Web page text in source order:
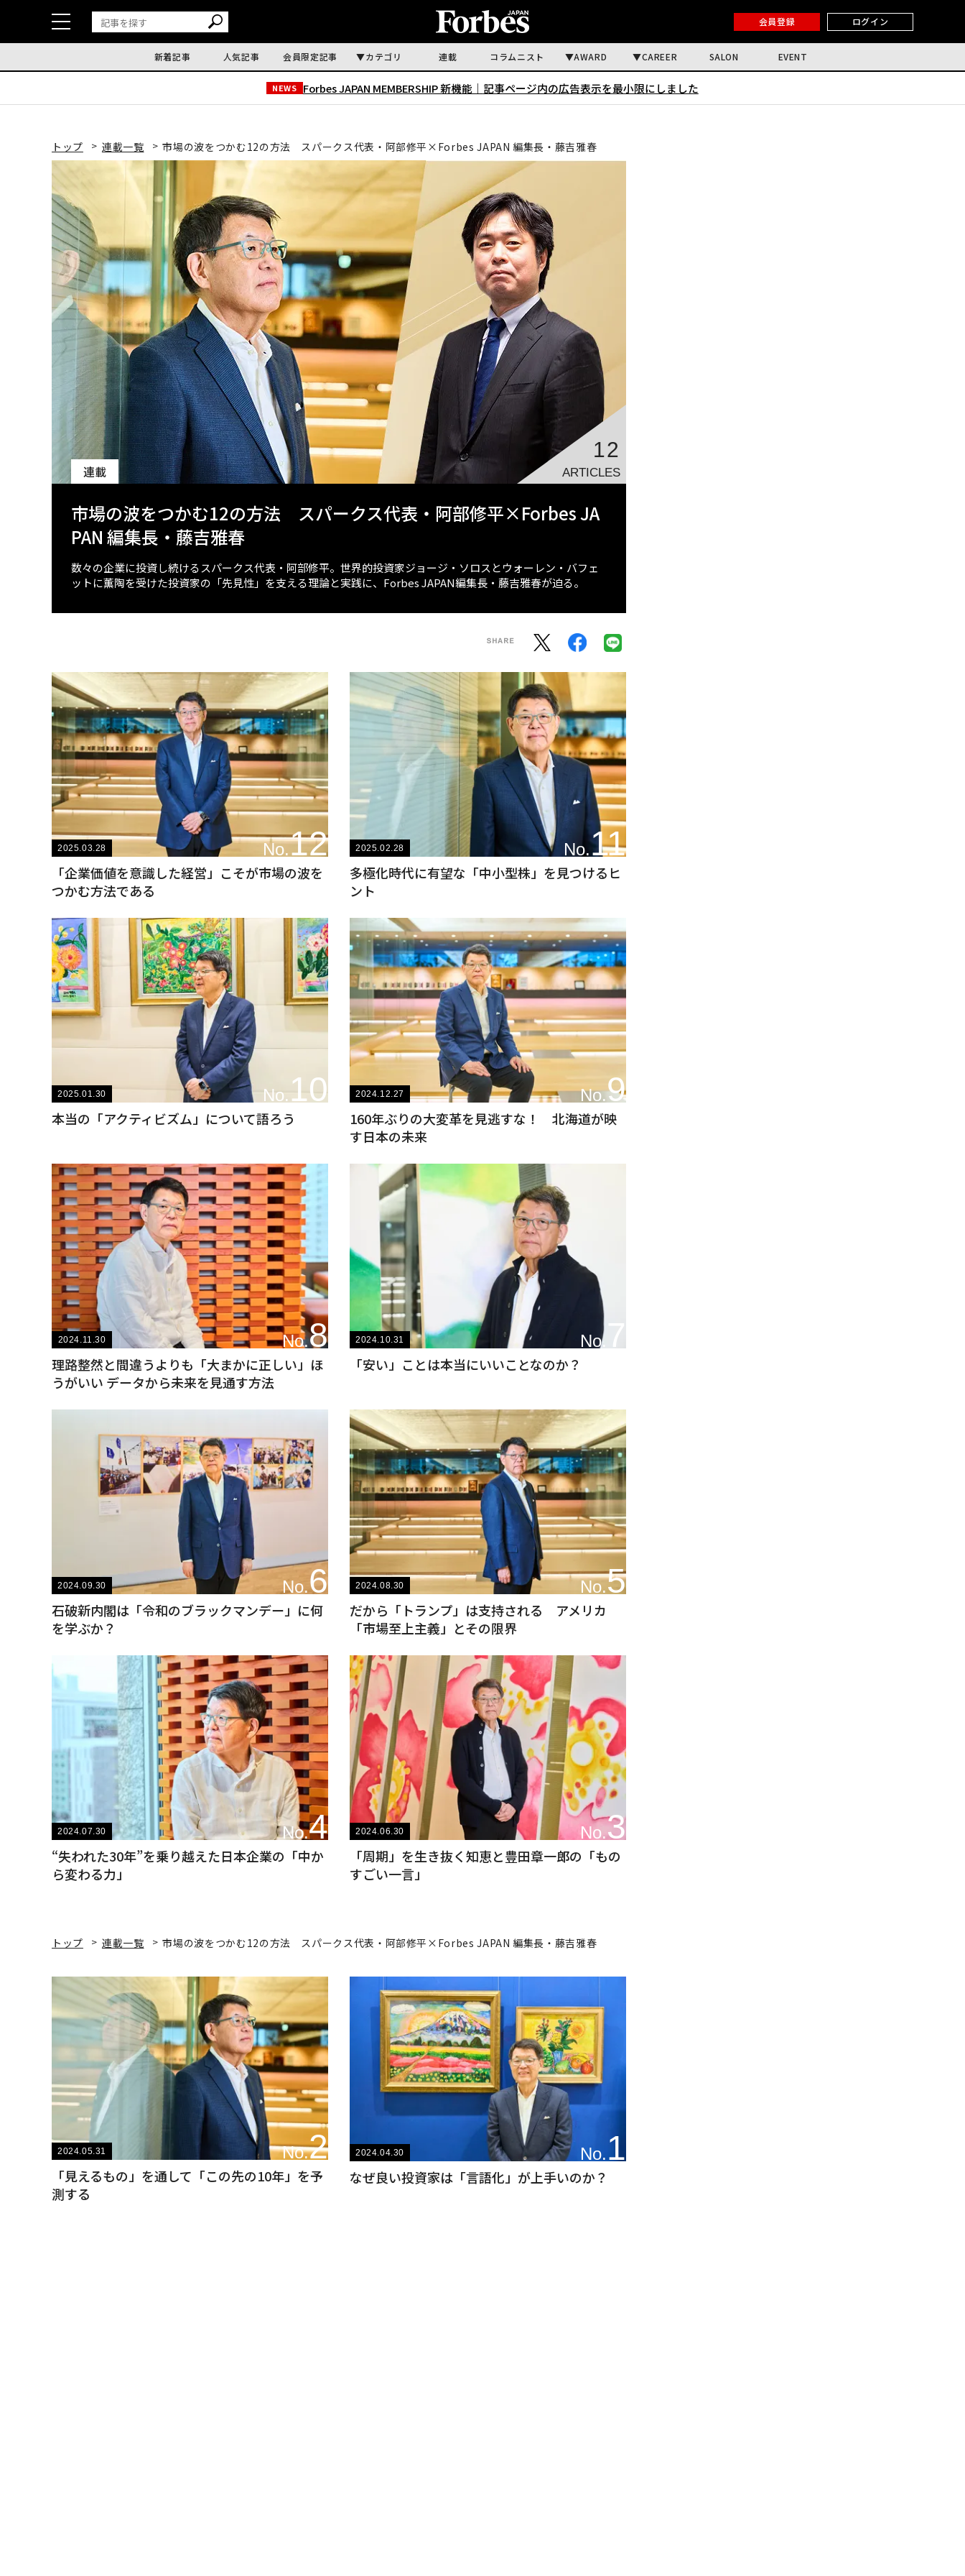
会員登録 ログイン
新着記事 人気記事 会員限定記事 カテゴリ 連載 コラムニスト AWARD CAREER SALON EVENT
NEWS Forbes JAPAN MEMBERSHIP 新機能｜ 記事ページ内の広告表示を最小限にしました
トップ 連載一覧 市場の波をつかむ12の方法 スパークス代表・阿部修平×Forbes JAPAN 編集長・藤吉雅春
12
ARTICLES
連載
市場の波をつかむ12の方法 スパークス代表・阿部修平×Forbes JA
PAN 編集長・藤吉雅春
数々の企業に投資し続けるスパークス代表・阿部修平。世界的投資家ジョージ・ソロスとウォーレン・バフェ
ットに薫陶を受けた投資家の「先見性」を支える理論と実践に、Forbes JAPAN編集長・藤吉雅春が迫る。
2025.03.28 No.12
「企業価値を意識した経営」こそが市場の波を
つかむ方法である
2025.02.28 No.11
多極化時代に有望な「中小型株」を見つけるヒ
ント
2025.01.30 No.10
本当の「アクティビズム」について語ろう
2024.12.27 No.9
160年ぶりの大変革を見逃すな！ 北海道が映
す日本の未来
2024.11.30 No.8
理路整然と間違うよりも「大まかに正しい」ほ
うがいい データから未来を見通す方法
2024.10.31 No. 7
「安い」ことは本当にいいことなのか？
2024.09.30 No.6
石破新内閣は「令和のブラックマンデー」に何
を学ぶか？
2024.08.30 No.5
だから「トランプ」は支持される アメリカ
「市場至上主義」とその限界
2024.07.30 No.4
“失われた30年”を乗り越えた日本企業の「中か
ら変わる力」
2024.06.30 No.3
「周期」を生き抜く知恵と豊田章一郎の「もの
すごい一言」
トップ 連載一覧 市場の波をつかむ12の方法 スパークス代表・阿部修平×Forbes JAPAN 編集長・藤吉雅春
2024.05.31 No.2
「見えるもの」を通して「この先の10年」を予
測する
2024.04.30 No.1
なぜ良い投資家は「言語化」が上手いのか？